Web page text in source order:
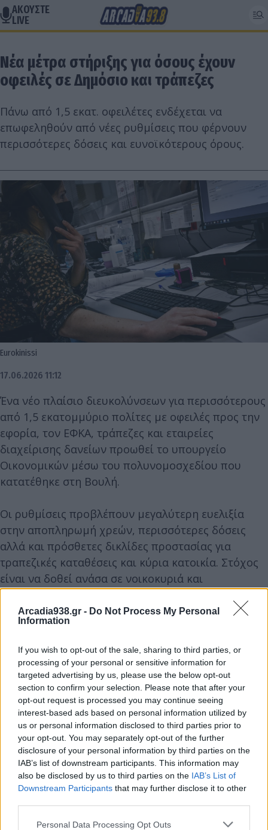
Arcadia938.gr - Do Not Process My Personal
Information
If you wish to opt-out of the sale, sharing to third parties, or
processing of your personal or sensitive information for
targeted advertising by us, please use the below opt-out
section to confirm your selection. Please note that after your
opt-out request is processed you may continue seeing
interest-based ads based on personal information utilized by
us or personal information disclosed to third parties prior to
your opt-out. You may separately opt-out of the further
disclosure of your personal information by third parties on the
IAB’s list of downstream participants. This information may
also be disclosed by us to third parties on the IAB’s List of
Downstream Participants that may further disclose it to other
Personal Data Processing Opt Outs
ΑΚΟΥΣΤΕ
LIVE
Νέα μέτρα στήριξης για όσους έχουν
οφειλές σε Δημόσιο και τράπεζες
Πάνω από 1,5 εκατ. οφειλέτες ενδέχεται να
επωφεληθούν από νέες ρυθμίσεις που φέρνουν
περισσότερες δόσεις και ευνοϊκότερους όρους.
Eurokinissi
17.06.2026 11:12
Ένα νέο πλαίσιο διευκολύνσεων για περισσότερους
από 1,5 εκατομμύριο πολίτες με οφειλές προς την
εφορία, τον ΕΦΚΑ, τράπεζες και εταιρείες
διαχείρισης δανείων προωθεί το υπουργείο
Οικονομικών μέσω του πολυνομοσχεδίου που
κατατέθηκε στη Βουλή.
Οι ρυθμίσεις προβλέπουν μεγαλύτερη ευελιξία
στην αποπληρωμή χρεών, περισσότερες δόσεις
αλλά και πρόσθετες δικλίδες προστασίας για
τραπεζικές καταθέσεις και κύρια κατοικία. Στόχος
είναι να δοθεί ανάσα σε νοικοκυριά και
επαγγελματίες, σε μια περίοδο όπου το ιδιωτικό
χρέος εξακολουθεί να κινείται σε ιδιαίτερα υψηλά
επίπεδα.
Μέχρι το φθινόπωρο αναμένεται να τεθούν
σταδιακά σε εφαρμογή επτά βασικές παρεμβάσεις
που αλλάζουν το τοπίο στη διαχείριση των χρεών.
Δες αναλυτικά ποιες είναι οι επτά αλλαγές και
πώς μπορούν να επηρεάσουν τα δικά σου χρέη
και τις οικονομικές σου υποχρεώσεις
Διάβασε σχετικά